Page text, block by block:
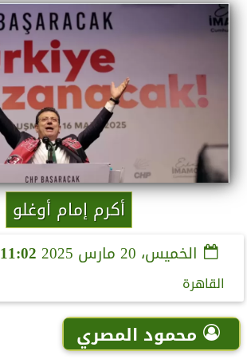
أكرم إمام أوغلو
الخميس، 20 مارس 2025 11:02 صـ
القاهرة
محمود المصري